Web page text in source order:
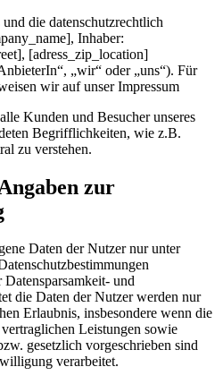
die datenschutzrechtlich
Inhaber:
[adress_zip_location]
„wir“ oder „uns“). Für
wir auf unser Impressum
Kunden und Besucher unseres
Begrifflichkeiten, wie z.B.
zu verstehen.
zur
Daten der Nutzer nur unter
Datensparsamkeit- und
die Daten der Nutzer werden nur
Erlaubnis, insbesondere wenn die
Leistungen sowie
gesetzlich vorgeschrieben sind
verarbeitet.